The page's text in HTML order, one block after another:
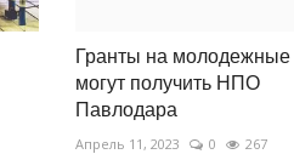
Гранты на молодежные
могут получить НПО
Павлодара
Апрель 11, 2023 0 267